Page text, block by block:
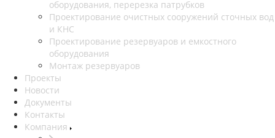
оборудования, перерезка патрубков
Проектирование очистных сооружений сточных вод
и КНС
Проектирование резервуаров и емкостного
оборудования
Монтаж резервуаров
Проекты
Новости
Документы
Контакты
Компания